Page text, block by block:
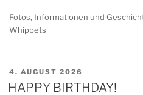
Fotos, Informationen und
Whippets
VERÖFFENTLICHT
AM
4. AUGUST 2026
HAPPY BIRTHDAY!